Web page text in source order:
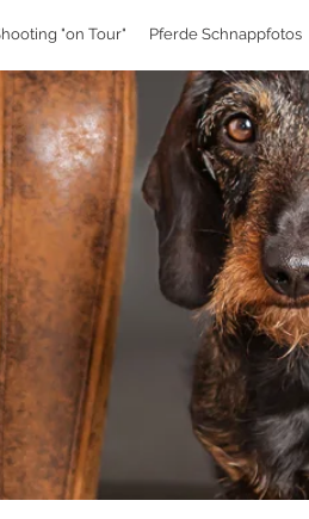
"on Tour" Pferde Schnappfotos